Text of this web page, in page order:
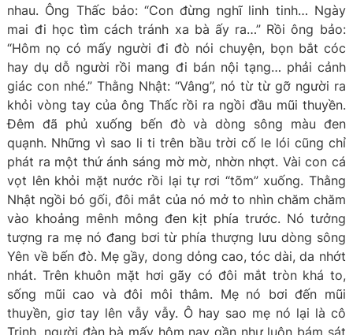
nhau. Ông Thấc bảo: “Con đừng nghĩ linh tinh… Ngày
mai đi học tìm cách tránh xa bà ấy ra…” Rồi ông bảo:
“Hôm nọ có mấy người đi đò nói chuyện, bọn bắt cóc
hay dụ dỗ người rồi mang đi bán nội tạng… phải cảnh
giác con nhé.” Thằng Nhật: “Vâng”, nó từ từ gỡ người ra
khỏi vòng tay của ông Thấc rồi ra ngồi đầu mũi thuyền.
Đêm đã phủ xuống bến đò và dòng sông màu đen
quạnh. Những vì sao li ti trên bầu trời cố le lói cũng chỉ
phát ra một thứ ánh sáng mờ mờ, nhờn nhợt. Vài con cá
vọt lên khỏi mặt nước rồi lại tự rơi “tõm” xuống. Thằng
Nhật ngồi bó gối, đôi mắt của nó mở to nhìn chăm chăm
vào khoảng mênh mông đen kịt phía trước. Nó tưởng
tượng ra mẹ nó đang bơi từ phía thượng lưu dòng sông
Yên về bến đò. Mẹ gầy, dong dỏng cao, tóc dài, da nhớt
nhát. Trên khuôn mặt hơi gãy có đôi mắt tròn khá to,
sống mũi cao và đôi môi thâm. Mẹ nó bơi đến mũi
thuyền, giơ tay lên vẫy vẫy. Ô hay sao mẹ nó lại là cô
Trinh, người đàn bà mấy hôm nay gần như luôn bám sát